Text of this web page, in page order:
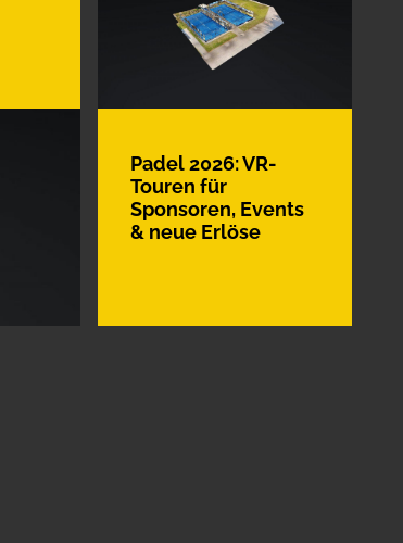
Padel 2026: VR-
Touren für
Sponsoren, Events
& neue Erlöse